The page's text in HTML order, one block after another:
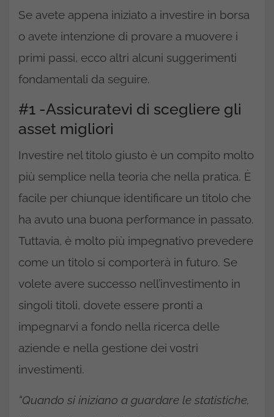
Se avete appena iniziato a investire in borsa
o avete intenzione di provare a muovere i
primi passi, ecco altri alcuni suggerimenti
fondamentali da seguire.
#1 -Assicuratevi di scegliere gli
asset migliori
Investire nel titolo giusto è un compito molto
più semplice nella teoria che nella pratica. È
facile per chiunque identificare un titolo che
ha avuto una buona performance in passato.
Tuttavia, è molto più impegnativo prevedere
come un titolo si comporterà in futuro. Se
volete avere successo nell’investimento in
singoli titoli, dovete essere pronti a
impegnarvi a fondo nella ricerca delle
aziende e nella gestione dei vostri
investimenti.
“Quando si iniziano a guardare le statistiche,